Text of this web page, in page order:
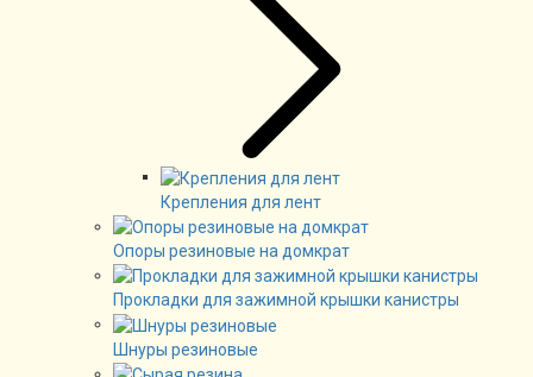
Крепления для лент
Опоры резиновые на домкрат
Прокладки для зажимной крышки канистры
Шнуры резиновые